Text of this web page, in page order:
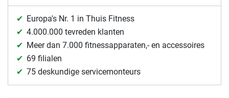
Europa's Nr. 1 in Thuis Fitness
4.000.000 tevreden klanten
Meer dan 7.000 fitnessapparaten,- en accessoires
69 filialen
75 deskundige servicemonteurs